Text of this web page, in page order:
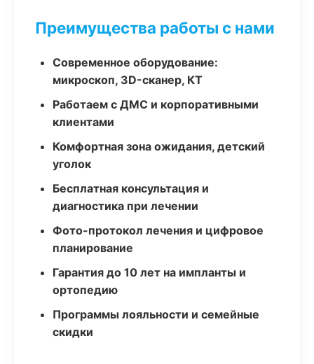
Преимущества работы с нами
Современное оборудование:
микроскоп, 3D-сканер, КТ
Работаем с ДМС и корпоративными
клиентами
Комфортная зона ожидания, детский
уголок
Бесплатная консультация и
диагностика при лечении
Фото-протокол лечения и цифровое
планирование
Гарантия до 10 лет на импланты и
ортопедию
Программы лояльности и семейные
скидки